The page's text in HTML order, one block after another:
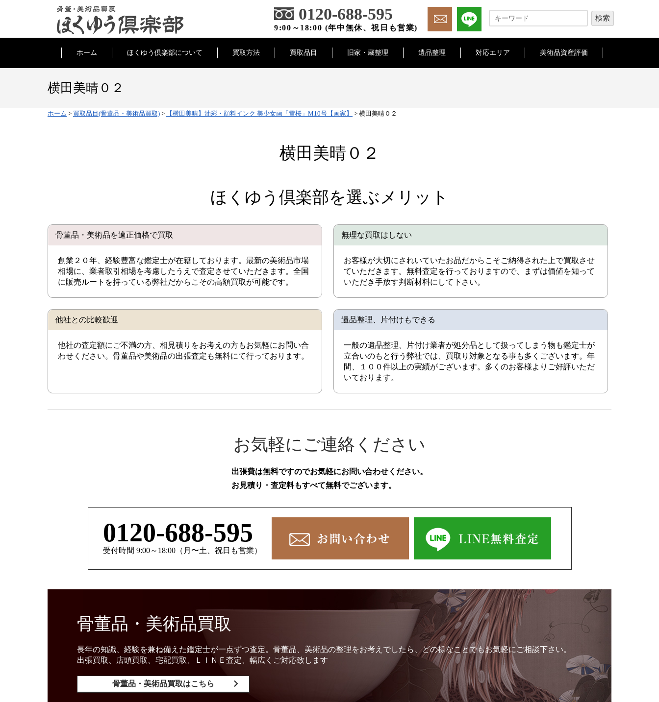
0120-688-595
9:00～18:00 (年中無休、祝日も営業)
ホーム ほくゆう倶楽部について 買取方法 買取品目 旧家・蔵整理 遺品整理 対応エリア 美術品資産評価
横田美晴０２
ホーム > 買取品目(骨董品・美術品買取) > 【横田美晴】油彩・顔料インク 美少女画「雪桜」M10号【画家】 > 横田美晴０２
横田美晴０２
ほくゆう倶楽部を選ぶメリット
骨董品・美術品を適正価格で買取
創業２０年、経験豊富な鑑定士が在籍しております。最新の美術品市場
相場に、業者取引相場を考慮したうえで査定させていただきます。全国
に販売ルートを持っている弊社だからこその高額買取が可能です。
無理な買取はしない
お客様が大切にされいていたお品だからこそご納得された上で買取させ
ていただきます。無料査定を行っておりますので、まずは価値を知って
いただき手放す判断材料にして下さい。
他社との比較歓迎
他社の査定額にご不満の方、相見積りをお考えの方もお気軽にお問い合
わせください。骨董品や美術品の出張査定も無料にて行っております。
遺品整理、片付けもできる
一般の遺品整理、片付け業者が処分品として扱ってしまう物も鑑定士が
立合いのもと行う弊社では、買取り対象となる事も多くございます。年
間、１００件以上の実績がございます。多くのお客様よりご好評いただ
いております。
お気軽にご連絡ください
出張費は無料ですのでお気軽にお問い合わせください。
お見積り・査定料もすべて無料でございます。
0120-688-595
受付時間 9:00～18:00（月〜土、祝日も営業）
骨董品・美術品買取
長年の知識、経験を兼ね備えた鑑定士が一点ずつ査定。骨董品、美術品の整理をお考えでしたら、どの様なことでもお気軽にご相談下さい。
出張買取、店頭買取、宅配買取、ＬＩＮＥ査定、幅広くご対応致します
骨董品・美術品買取はこちら